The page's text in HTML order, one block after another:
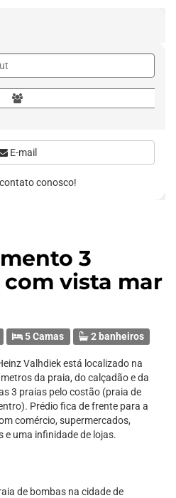
3
vista mar
5 Camas 2 banheiros
Valhdiek está localizado na
da praia, do calçadão e da
3 praias pelo costão (praia de
Prédio fica de frente para a
comércio, supermercados,
e uma infinidade de lojas.
de bombas na cidade de
E-mail
conosco!